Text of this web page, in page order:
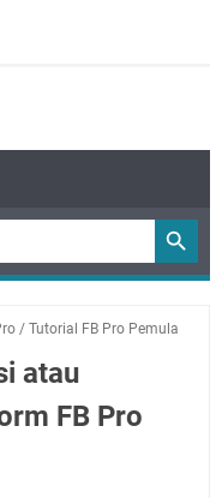
/ Tutorial FB Pro Pemula
atau
FB Pro